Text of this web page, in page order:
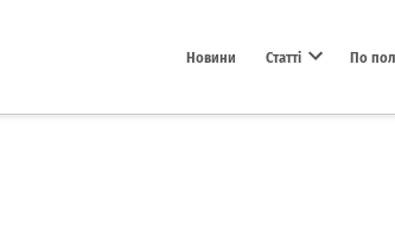
Новини Статті По